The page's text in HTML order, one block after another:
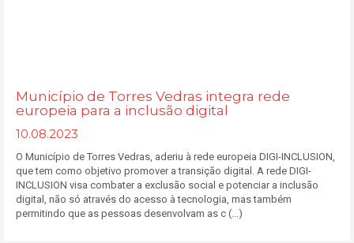
Município de Torres Vedras integra rede
europeia para a inclusão digital
10.08.2023
O Município de Torres Vedras, aderiu à rede europeia DIGI-INCLUSION,
que tem como objetivo promover a transição digital. A rede DIGI-
INCLUSION visa combater a exclusão social e potenciar a inclusão
digital, não só através do acesso à tecnologia, mas também
permitindo que as pessoas desenvolvam as c (...)